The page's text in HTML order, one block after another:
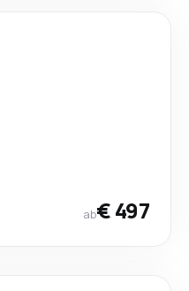
ab€ 497